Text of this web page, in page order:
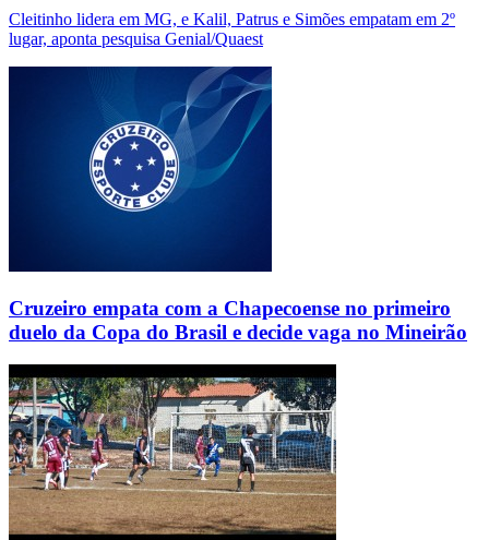
Cleitinho lidera em MG, e Kalil, Patrus e Simões empatam em 2º
lugar, aponta pesquisa Genial/Quaest
Cruzeiro empata com a Chapecoense no primeiro
duelo da Copa do Brasil e decide vaga no Mineirão